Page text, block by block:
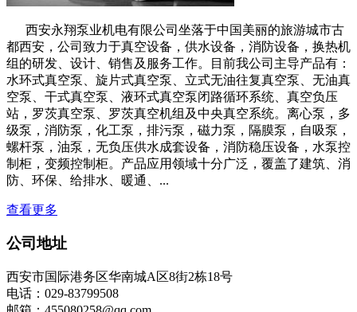
西安永翔泵业机电有限公司坐落于中国美丽的旅游城市古
都西安，公司致力于真空设备，供水设备，消防设备，换热机
组的研发、设计、销售及服务工作。目前我公司主导产品有：
水环式真空泵、旋片式真空泵、立式无油往复真空泵、无油真
空泵、干式真空泵、液环式真空泵闭路循环系统、真空负压
站，罗茨真空泵、罗茨真空机组及中央真空系统。离心泵，多
级泵，消防泵，化工泵，排污泵，磁力泵，隔膜泵，自吸泵，
螺杆泵，油泵，无负压供水成套设备，消防稳压设备，水泵控
制柜，变频控制柜。产品应用领域十分广泛，覆盖了建筑、消
防、环保、给排水、暖通、...
查看更多
公司地址
西安市国际港务区华南城A区8街2栋18号
电话：029-83799508